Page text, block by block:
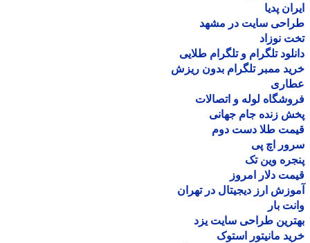
پدیا
سایت در مشهد
نوزاد
تلگرام و تلگرام طلایی
ممبر تلگرام بدون ریزش
لوله و اتصالات
زنده جام جهانی
طلا دست دوم
اچ پی
وین تک
دلار امروز
ارز دیجیتال در تهران
بار
طراحی سایت یزد
مانیتور استوک